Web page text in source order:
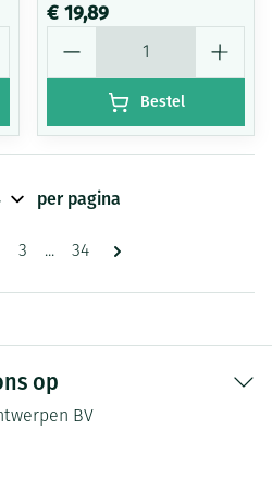
€ 19,89
Bestel
Pagina's
momenteel pagina
Pagina
3 ... Pagina
34
per pagina
op
BV